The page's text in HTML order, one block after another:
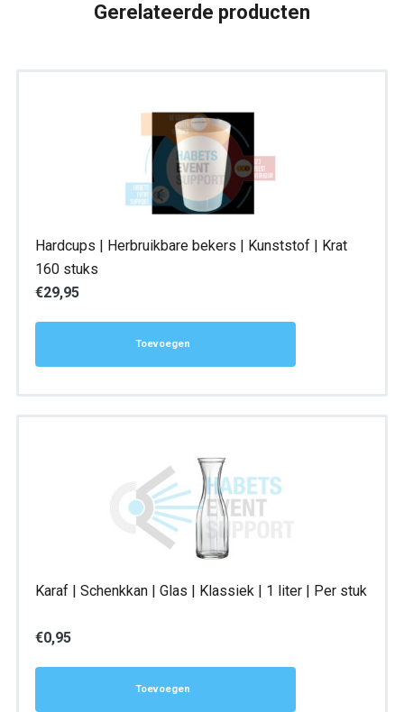
Gerelateerde producten
Hardcups | Herbruikbare bekers | Kunststof | Krat
160 stuks
€29,95
Toevoegen
Karaf | Schenkkan | Glas | Klassiek | 1 liter | Per stuk
€0,95
Toevoegen